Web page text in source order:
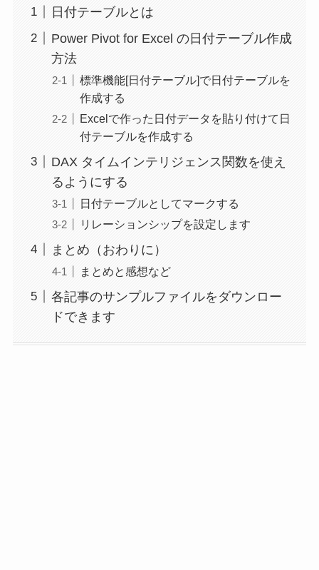
日付テーブルとは
Power Pivot for Excel の日付テーブル作成
方法
標準機能[日付テーブル]で日付テーブルを
作成する
Excelで作った日付データを貼り付けて日
付テーブルを作成する
DAX タイムインテリジェンス関数を使え
るようにする
日付テーブルとしてマークする
リレーションシップを設定します
まとめ（おわりに）
まとめと感想など
各記事のサンプルファイルをダウンロー
ドできます